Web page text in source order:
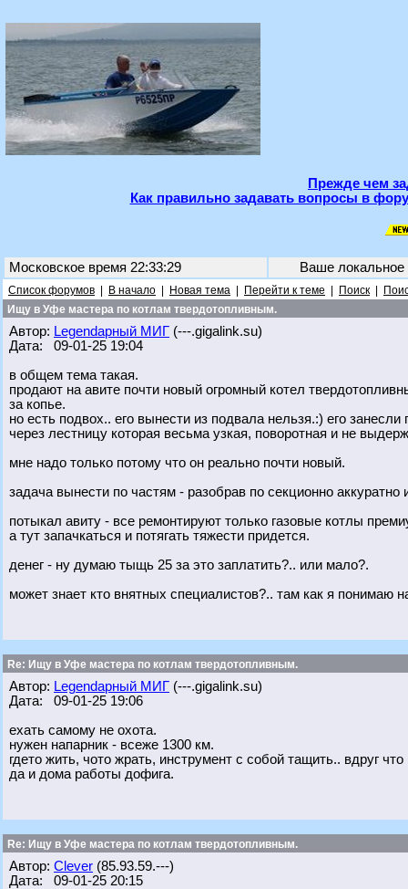
Прежде чем
Как правильно задавать вопросы в
Московское время 22:33:29 Ваше
Список форумов В начало Новая тема Перейти к теме Поиск
Ищу в Уфе мастера по котлам твердотопливным.
Автор: Legendарный МИГ (---.gigalink.su)
Дата: 09-01-25 19:04
в общем тема такая.
продают на авите почти новый огромный котел
за копье.
но есть подвох.. его вынести из подвала нельзя.:) его
через лестницу которая весьма узкая, поворотная и не
мне надо только потому что он реально почти новый.
задача вынести по частям - разобрав по секционно аккуратно
потыкал авиту - все ремонтируют только газовые котлы
а тут запачкаться и потягать тяжести придется.
денег - ну думаю тыщь 25 за это заплатить?.. или мало?.
может знает кто внятных специалистов?.. там как я понимаю
Re: Ищу в Уфе мастера по котлам твердотопливным.
Автор: Legendарный МИГ (---.gigalink.su)
Дата: 09-01-25 19:06
ехать самому не охота.
нужен напарник - всеже 1300 км.
гдето жить, чото жрать, инструмент с собой тащить.. вдруг что
да и дома работы дофига.
Re: Ищу в Уфе мастера по котлам твердотопливным.
Автор: Clever (85.93.59.---)
Дата: 09-01-25 20:15